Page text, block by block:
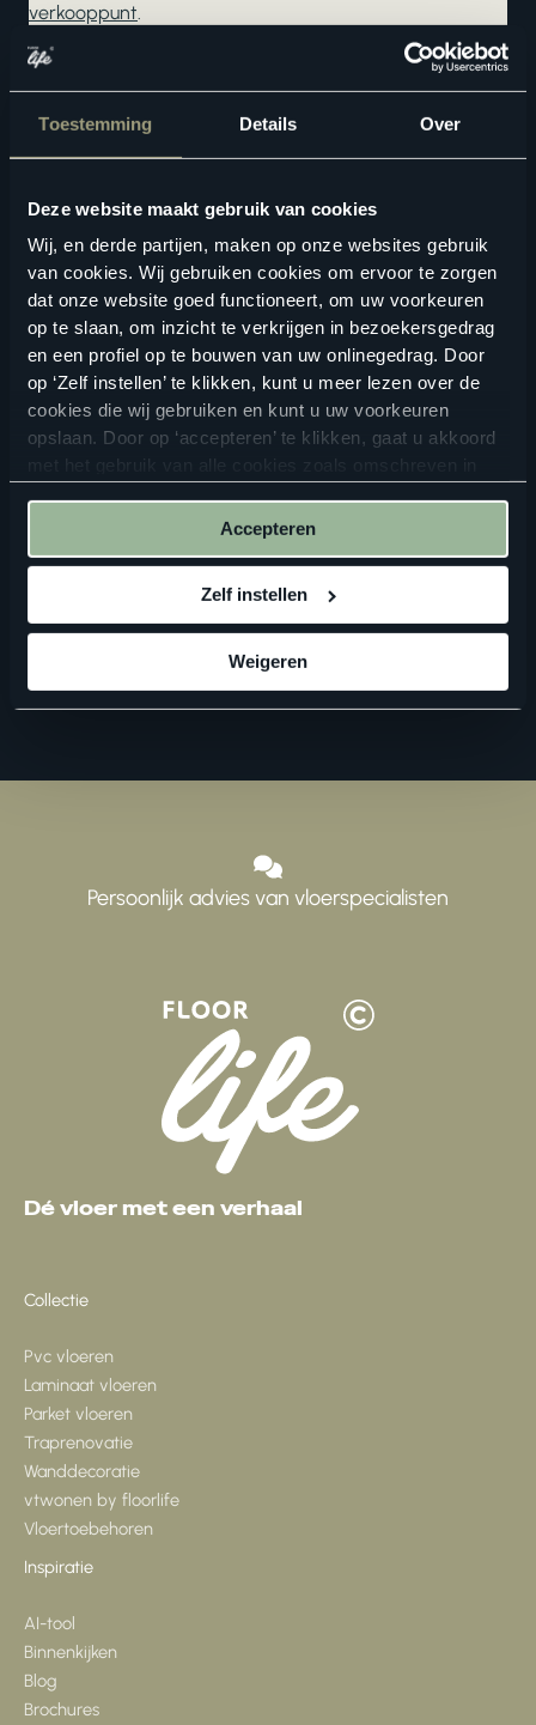
Toestemming Details Over
Deze website maakt gebruik van cookies
Wij, en derde partijen, maken op onze websites gebruik
van cookies. Wij gebruiken cookies om ervoor te zorgen
dat onze website goed functioneert, om uw voorkeuren
op te slaan, om inzicht te verkrijgen in bezoekersgedrag
en een profiel op te bouwen van uw onlinegedrag. Door
op ‘Zelf instellen’ te klikken, kunt u meer lezen over de
cookies die wij gebruiken en kunt u uw voorkeuren
opslaan. Door op ‘accepteren’ te klikken, gaat u akkoord
met het gebruik van alle cookies zoals omschreven in
Accepteren
Zelf instellen
Weigeren
verkooppunt.
ZOEKEN
ALTIJD IN DE BUURT
Vind een verkooppunt in de buurt
Persoonlijk advies van vloerspecialisten
Dé vloer met een verhaal
Collectie
Pvc vloeren
Laminaat vloeren
Parket vloeren
Traprenovatie
Wanddecoratie
vtwonen by floorlife
Vloertoebehoren
Inspiratie
AI-tool
Binnenkijken
Blog
Brochures